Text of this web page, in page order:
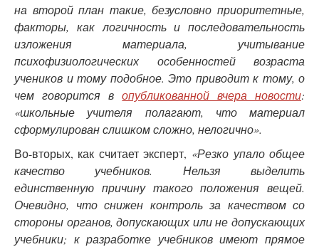
на второй план такие, безусловно приоритетные,
факторы, как логичность и последовательность
изложения материала, учитывание
психофизиологических особенностей возраста
учеников и тому подобное. Это приводит к тому, о
чем говорится вопубликованной вчера новости:
«школьные учителя полагают, что материал
сформулирован слишком сложно, нелогично».
Во-вторых, как считает эксперт, «Резко упало общее
качество учебников. Нельзя выделить
единственную причину такого положения вещей.
Очевидно, что снижен контроль за качеством со
стороны органов, допускающих или не допускающих
учебники; к разработке учебников имеют прямое